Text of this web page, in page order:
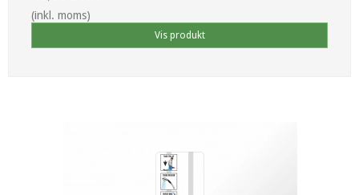
(inkl. moms)
Vis produkt